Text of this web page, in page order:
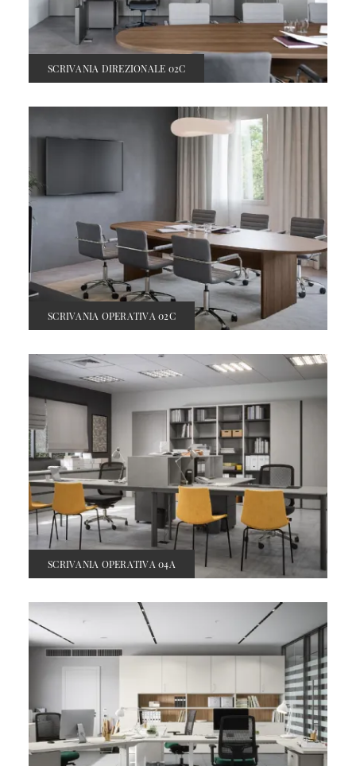
SCRIVANIA DIREZIONALE 02C
SCRIVANIA OPERATIVA 02C
SCRIVANIA OPERATIVA 04A